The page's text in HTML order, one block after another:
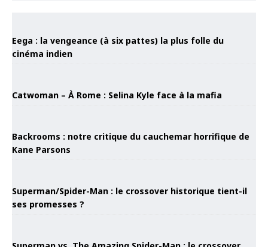
Eega : la vengeance (à six pattes) la plus folle du
cinéma indien
Catwoman – À Rome : Selina Kyle face à la mafia
Backrooms : notre critique du cauchemar horrifique de
Kane Parsons
Superman/Spider-Man : le crossover historique tient-il
ses promesses ?